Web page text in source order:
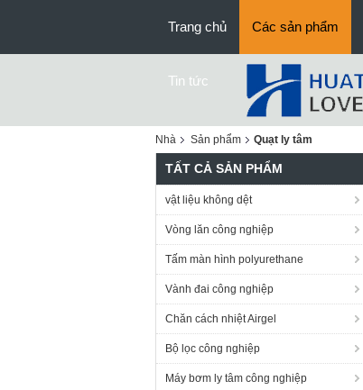
Trang chủ Các sản phẩm
Tin tức
Nhà Sản phẩm Quạt ly tâm
TẤT CẢ SẢN PHẨM
vật liệu không dệt
Vòng lăn công nghiệp
Tấm màn hình polyurethane
Vành đai công nghiệp
Chăn cách nhiệt Airgel
Bộ lọc công nghiệp
Máy bơm ly tâm công nghiệp